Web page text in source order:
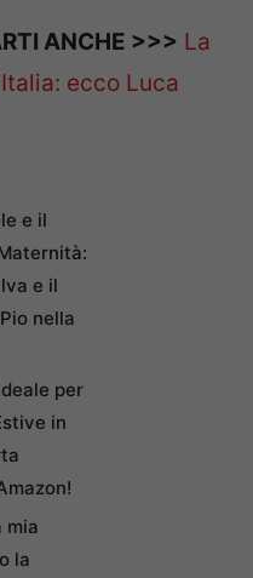
ANCHE >>> La
ecco Luca
e il
e il
nella
per
in
mia
la